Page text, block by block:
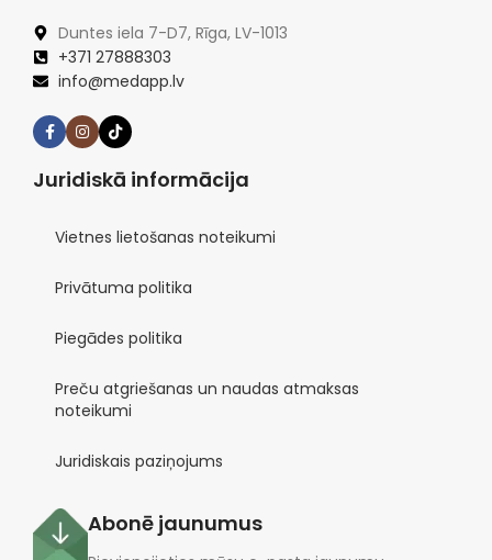
Duntes iela 7-D7, Rīga, LV-1013
+371 27888303
info@medapp.lv
Juridiskā informācija
Vietnes lietošanas noteikumi
Privātuma politika
Piegādes politika
Preču atgriešanas un naudas atmaksas
noteikumi
Juridiskais paziņojums
Abonē jaunumus